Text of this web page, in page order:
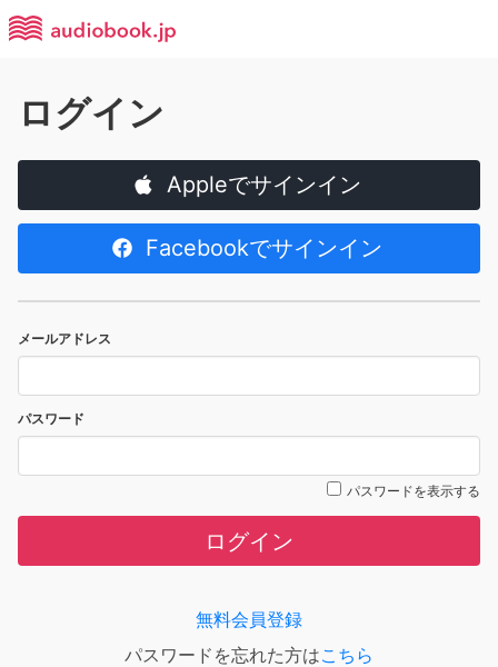
ログイン
Appleでサインイン
Facebookでサインイン
メールアドレス
パスワード
パスワードを表示する
ログイン
無料会員登録
パスワードを忘れた方はこちら